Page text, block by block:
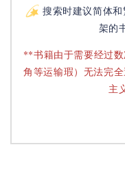
搜索时建议简体
架的
**书籍由于需要经过
角等运输瑕）无法完
主